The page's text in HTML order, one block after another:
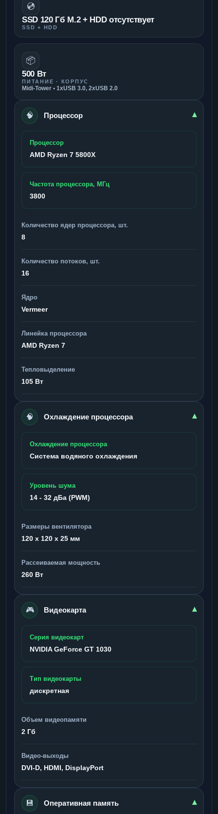
💿
SSD 120 Гб M.2 + HDD отсутствует
SSD + HDD
📦
500 Вт
ПИТАНИЕ · КОРПУС
Midi-Tower • 1xUSB 3.0, 2xUSB 2.0
🧠 Процессор ▾
Процессор
AMD Ryzen 7 5800X
Частота процессора, МГц
3800
Количество ядер процессора, шт.
8
Количество потоков, шт.
16
Ядро
Vermeer
Линейка процессора
AMD Ryzen 7
Тепловыделение
105 Вт
🧠 Охлаждение процессора ▾
Охлаждение процессора
Система водяного охлаждения
Уровень шума
14 - 32 дБа (PWM)
Размеры вентилятора
120 x 120 x 25 мм
Рассеиваемая мощность
260 Вт
🎮 Видеокарта ▾
Серия видеокарт
NVIDIA GeForce GT 1030
Тип видеокарты
дискретная
Объем видеопамяти
2 Гб
Видео-выходы
DVI-D, HDMI, DisplayPort
💾 Оперативная память ▾